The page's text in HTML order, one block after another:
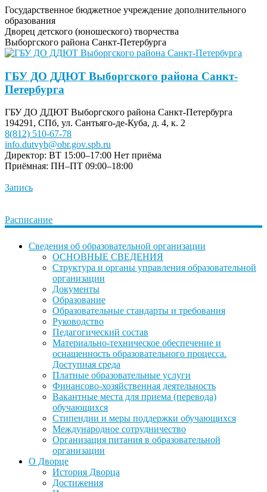
Государственное бюджетное учреждение дополнительного
образования
Дворец детского (юношеского) творчества
Выборгского района Санкт-Петербурга
ГБУ ДО ДДЮТ Выборгского района Санкт-
Петербурга
ГБУ ДО ДДЮТ Выборгского района Санкт-Петербурга
194291, СПб, ул. Сантьяго-де-Куба, д. 4, к. 2
8(812) 510-67-78
info.dutvyb@obr.gov.spb.ru
Директор: ВТ 15:00–17:00 Нет приёма
Приёмная: ПН–ПТ 09:00–18:00
Запись
Расписание
Сведения об образовательной организации
ОСНОВНЫЕ СВЕДЕНИЯ
Структура и органы управления образовательной
организации
Документы
Образование
Образовательные стандарты и требования
Руководство
Педагогический состав
Материально-техническое обеспечение и
оснащенность образовательного процесса.
Доступная среда
Платные образовательные услуги
Финансово-хозяйственная деятельность
Вакантные места для приема (перевода)
обучающихся
Стипендии и меры поддержки обучающихся
Международное сотрудничество
Организация питания в образовательной
организации
О Дворце
История Дворца
Достижения